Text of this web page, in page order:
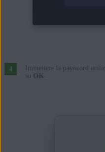
Immettere la password
su OK